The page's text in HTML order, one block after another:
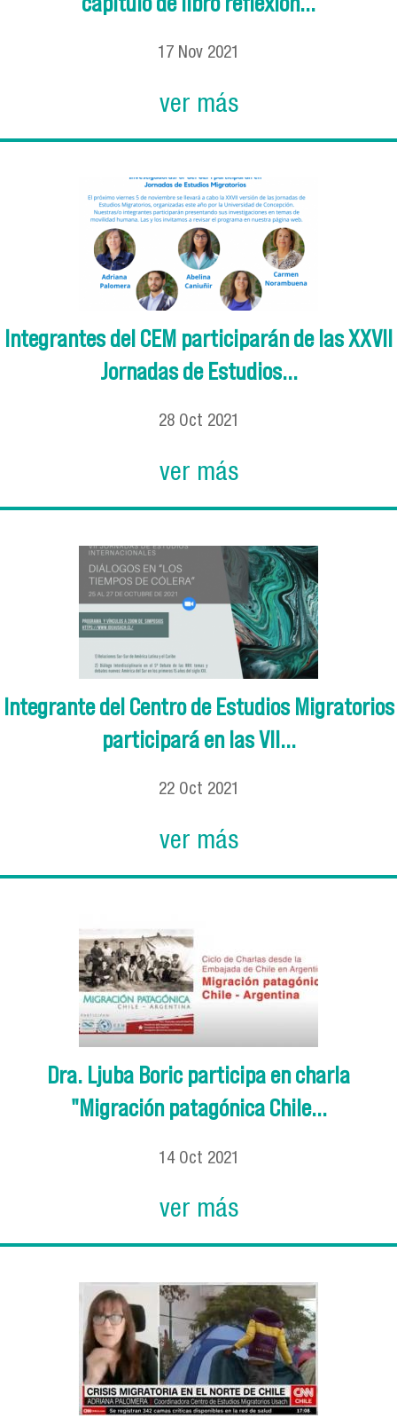
17 Nov 2021
ver más
Integrantes del CEM participarán de las XXVII
Jornadas de Estudios...
28 Oct 2021
ver más
Integrante del Centro de Estudios Migratorios
participará en las VII...
22 Oct 2021
ver más
Dra. Ljuba Boric participa en charla
"Migración patagónica Chile...
14 Oct 2021
ver más